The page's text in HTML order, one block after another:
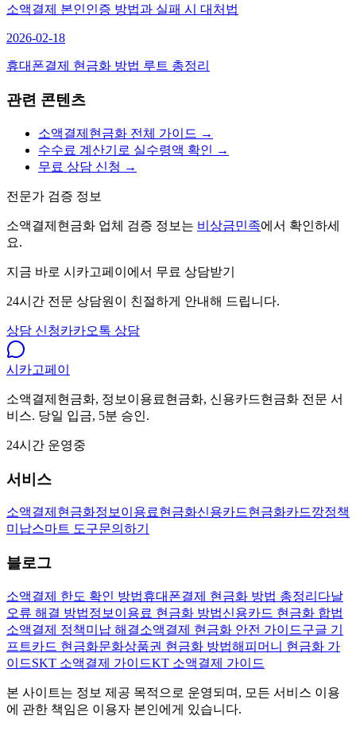
소액결제 본인인증 방법과 실패 시 대처법
2026-02-18
휴대폰결제 현금화 방법 루트 총정리
관련 콘텐츠
소액결제현금화 전체 가이드 →
수수료 계산기로 실수령액 확인 →
무료 상담 신청 →
전문가 검증 정보
소액결제현금화 업체 검증 정보는 비상금민족에서 확인하세
요.
지금 바로 시카고페이에서 무료 상담받기
24시간 전문 상담원이 친절하게 안내해 드립니다.
상담 신청카카오톡 상담
시카고페이
소액결제현금화, 정보이용료현금화, 신용카드현금화 전문 서
비스. 당일 입금, 5분 승인.
24시간 운영중
서비스
소액결제현금화정보이용료현금화신용카드현금화카드깡정책
미납스마트 도구문의하기
블로그
소액결제 한도 확인 방법휴대폰결제 현금화 방법 총정리 다날
오류 해결 방법정보이용료 현금화 방법신용카드 현금화 합법
소액결제 정책미납 해결소액결제 현금화 안전 가이드구글 기
프트카드 현금화문화상품권 현금화 방법해피머니 현금화 가
이드SKT 소액결제 가이드KT 소액결제 가이드
본 사이트는 정보 제공 목적으로 운영되며, 모든 서비스 이용
에 관한 책임은 이용자 본인에게 있습니다.